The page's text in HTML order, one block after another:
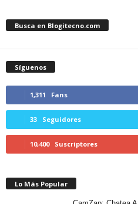
Busca en Blogitecno.com
Síguenos
1,311 Fans
33 Seguidores
10,400 Suscriptores
Lo Más Popular